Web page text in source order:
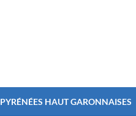
PYRÉNÉES HAUT GARONNAISES